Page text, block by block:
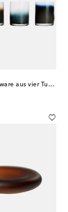
Set Raw Glassware aus vier Tumbler-Gläsern